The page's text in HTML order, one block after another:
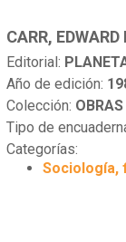
CARR, EDWARD
Editorial:
Año de edición:
Colección: OBRAS
Tipo de
Categorías:
Sociología,